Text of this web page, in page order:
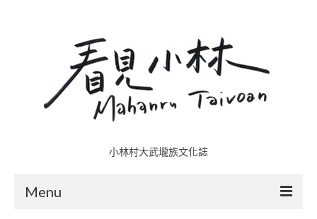
小林村大武壠族文化誌
Menu